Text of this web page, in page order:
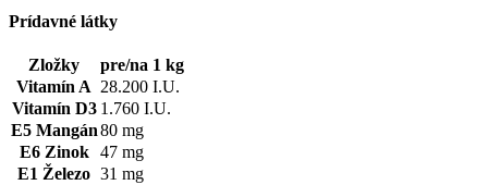
Prídavné látky
Zložky
pre/na 1 kg
Vitamín A 28.200 I.U.
Vitamín D3 1.760 I.U.
E5 Mangán80 mg
E6 Zinok
47 mg
E1 Železo 31 mg